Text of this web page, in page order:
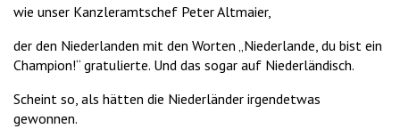
wie unser Kanzleramtschef Peter Altmaier,
der den Niederlanden mit den Worten „Niederlande, du bist ein
Champion!“ gratulierte. Und das sogar auf Niederländisch.
Scheint so, als hätten die Niederländer irgendetwas
gewonnen.